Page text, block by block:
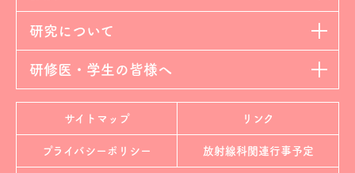
研究について
研修医・学生の皆様へ
サイトマップ リンク
プライバシーポリシー 放射線科関連行事予定